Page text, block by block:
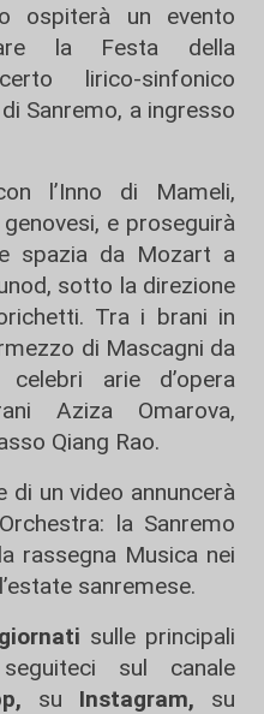
ospiterà un evento
la Festa della
lirico-sinfonico
Sanremo, a ingresso
l’Inno di Mameli,
e proseguirà
spazia da Mozart a
sotto la direzione
Tra i brani in
di Mascagni da
arie d’opera
Aziza Omarova,
Qiang Rao.
di un video annuncerà
la Sanremo
rassegna Musica nei
sanremese.
sulle principali
sul canale
su Instagram, su